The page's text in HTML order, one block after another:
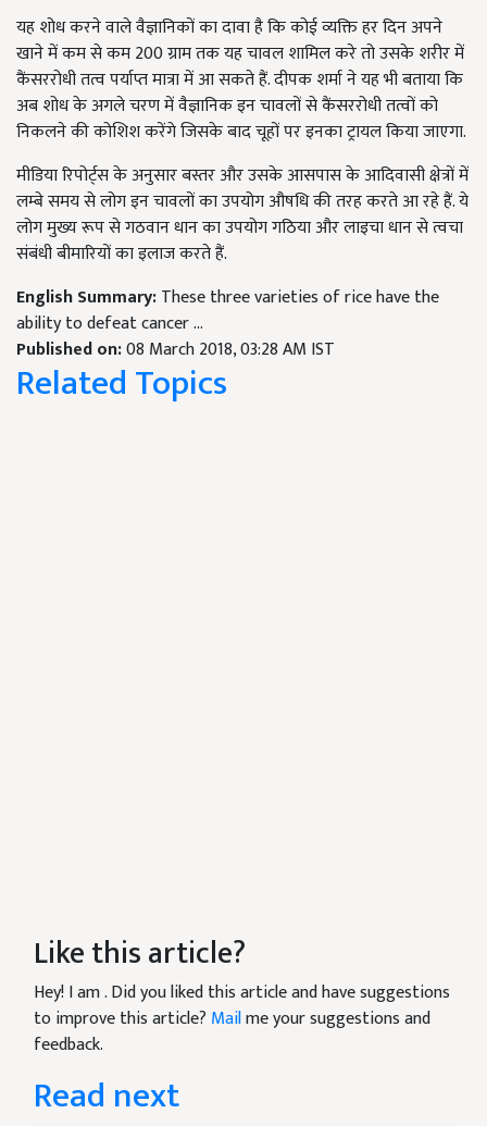
यह शोध करने वाले वैज्ञानिकों का दावा है कि कोई व्यक्ति हर दिन अपने
खाने में कम से कम 200 ग्राम तक यह चावल शामिल करे तो उसके शरीर में
कैंसररोधी तत्व पर्याप्त मात्रा में आ सकते हैं. दीपक शर्मा ने यह भी बताया कि
अब शोध के अगले चरण में वैज्ञानिक इन चावलों से कैंसररोधी तत्वों को
निकलने की कोशिश करेंगे जिसके बाद चूहों पर इनका ट्रायल किया जाएगा.
मीडिया रिपोर्ट्स के अनुसार बस्तर और उसके आसपास के आदिवासी क्षेत्रों में
लम्बे समय से लोग इन चावलों का उपयोग औषधि की तरह करते आ रहे हैं. ये
लोग मुख्य रूप से गठवान धान का उपयोग गठिया और लाइचा धान से त्वचा
संबंधी बीमारियों का इलाज करते हैं.
English Summary:These three varieties of rice have the
ability to defeat cancer ...
Published on:08 March 2018, 03:28 AM IST
Related Topics
Like this article?
Hey! I am. Did you liked this article and have suggestions
to improve this article? Mailme your suggestions and
feedback.
Read next